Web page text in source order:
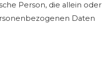
Person, die allein oder
Daten